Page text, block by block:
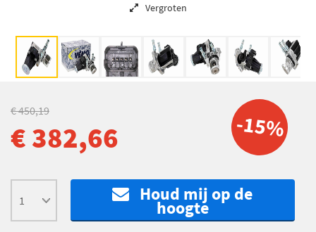
Vergroten
-15%
€ 450,19
€ 382,66
Houd mij op de
hoogte